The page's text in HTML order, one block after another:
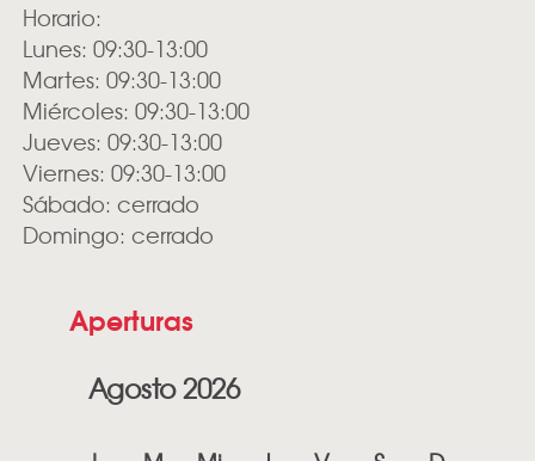
Horario:
Lunes: 09:30-13:00
Martes: 09:30-13:00
Miércoles: 09:30-13:00
Jueves: 09:30-13:00
Viernes: 09:30-13:00
Sábado: cerrado
Domingo: cerrado
Aperturas
Agosto 2026